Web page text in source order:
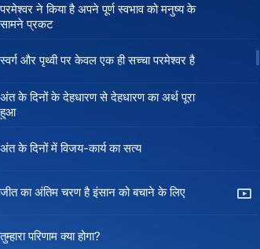
परमेश्वर ने किया है अपने पूर्ण स्वभाव को मनुष्य के
सामने प्रकट
स्वर्ग और पृथ्वी पर केवल एक ही सच्चा परमेश्वर है
अंत के दिनों के देहधारण से देहधारण का अर्थ पूरा
हुआ
अंत के दिनों में विजय-कार्य का सत्य
जीत का अंतिम चरण है इंसान को बचाने के लिए
तुम्हारा परिणाम क्या होगा?